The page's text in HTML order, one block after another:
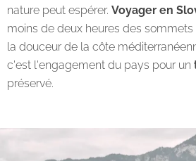
nature peut espérer. Voyager en
moins de deux heures des
la douceur de la côte
c'est l'engagement du pays pour un
préservé.